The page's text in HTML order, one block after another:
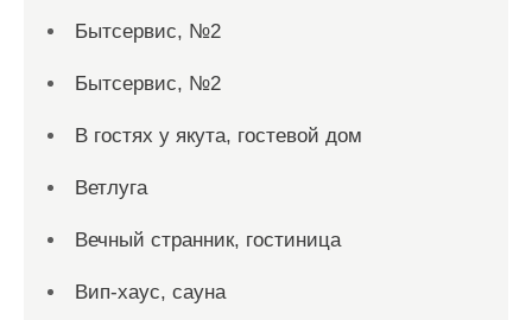
Бытсервис, №2
Бытсервис, №2
В гостях у якута, гостевой дом
Ветлуга
Вечный странник, гостиница
Вип-хаус, сауна